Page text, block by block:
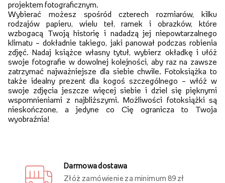
projektem fotograficznym.
Wybierać możesz spośród czterech rozmiarów, kilku
rodzajów papieru, wielu teł, ramek i obrazków, które
wzbogacą Twoją historię i nadadzą jej niepowtarzalnego
klimatu – dokładnie takiego, jaki panował podczas robienia
zdjęć. Nadaj książce własny tytuł, wybierz okładkę i ułóż
swoje fotografie w dowolnej kolejności, aby raz na zawsze
zatrzymać najważniejsze dla siebie chwile. Fotoksiążka to
także idealny prezent dla kogoś szczególnego – włóż w
swoje zdjęcia jeszcze więcej siebie i dziel się pięknymi
wspomnieniami z najbliższymi. Możliwości fotoksiążki są
nieskończone, a jedyne co Cię ogranicza to Twoja
wyobraźnia!
Darmowa dostawa
Złóż zamówienie za minimum 89 zł